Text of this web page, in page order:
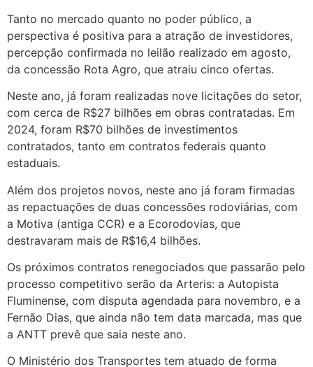
Tanto no mercado quanto no poder público, a
perspectiva é positiva para a atração de investidores,
percepção confirmada no leilão realizado em agosto,
da concessão Rota Agro, que atraiu cinco ofertas.
Neste ano, já foram realizadas nove licitações do setor,
com cerca de R$27 bilhões em obras contratadas. Em
2024, foram R$70 bilhões de investimentos
contratados, tanto em contratos federais quanto
estaduais.
Além dos projetos novos, neste ano já foram firmadas
as repactuações de duas concessões rodoviárias, com
a Motiva (antiga CCR) e a Ecorodovias, que
destravaram mais de R$16,4 bilhões.
Os próximos contratos renegociados que passarão pelo
processo competitivo serão da Arteris: a Autopista
Fluminense, com disputa agendada para novembro, e a
Fernão Dias, que ainda não tem data marcada, mas que
a ANTT prevê que saia neste ano.
O Ministério dos Transportes tem atuado de forma